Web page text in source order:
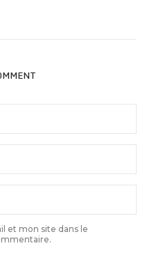
et mon site dans le